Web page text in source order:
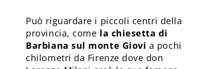
Può riguardare i piccoli centri della
provincia, come la chiesetta di
Barbiana sul monte Giovi a pochi
chilometri da Firenze dove don